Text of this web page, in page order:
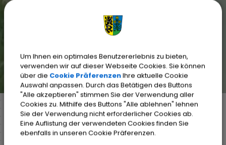
Markt Weisendorf Bürgerinfo
Rathaus
Organisationsstruktur
Um Ihnen ein optimales Benutzererlebnis zu bieten,
verwenden wir auf dieser Webseite Cookies. Sie können
über die Cookie PräferenzenIhre aktuelle Cookie
Auswahl anpassen. Durch das Betätigen des Buttons
"Alle akzeptieren" stimmen Sie der Verwendung aller
Cookies zu. Mithilfe des Buttons "Alle ablehnen" lehnen
Sie der Verwendung nicht erforderlicher Cookies ab.
Eine Auflistung der verwendeten Cookies finden Sie
ebenfalls in unseren Cookie Präferenzen.